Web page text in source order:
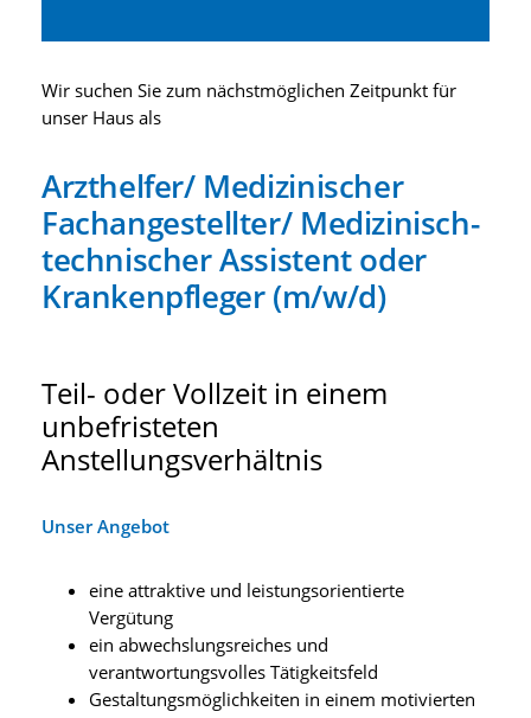
Wir suchen Sie zum nächstmöglichen Zeitpunkt für
unser Haus als
Arzthelfer/ Medizinischer
Fachangestellter/ Medizinisch-
technischer Assistent oder
Krankenpfleger (m/w/d)
Teil- oder Vollzeit in einem
unbefristeten
Anstellungsverhältnis
Unser Angebot
eine attraktive und leistungsorientierte
Vergütung
ein abwechslungsreiches und
verantwortungsvolles Tätigkeitsfeld
Gestaltungsmöglichkeiten in einem motivierten